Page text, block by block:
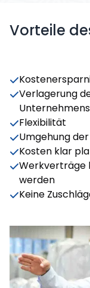
Vorteile
Verlagerung
Unternehmens
Flexibilität
Umgehung
Kosten klar
Werkverträge
werden
Keine